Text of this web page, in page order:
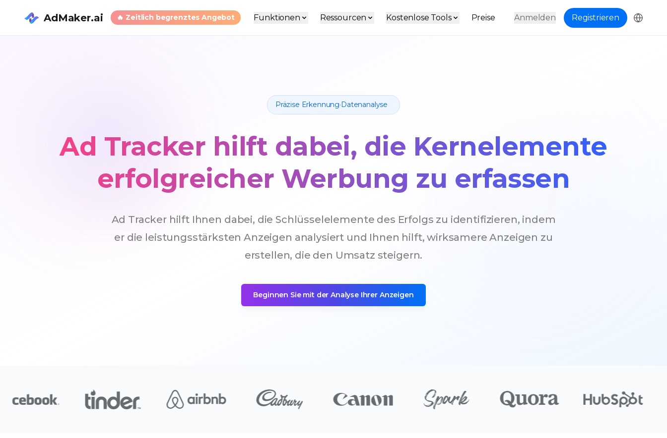
AdMaker.ai 🔥 Zeitlich begrenztes Angebot Funktionen Ressourcen Kostenlose Tools Preise Anmelden Registrieren
Präzise Erkennung·Datenanalyse
Ad Tracker hilft dabei, die Kernelemente
erfolgreicher Werbung zu erfassen
Ad Tracker hilft Ihnen dabei, die Schlüsselelemente des Erfolgs zu identifizieren, indem
er die leistungsstärksten Anzeigen analysiert und Ihnen hilft, wirksamere Anzeigen zu
erstellen, die den Umsatz steigern.
Beginnen Sie mit der Analyse Ihrer Anzeigen